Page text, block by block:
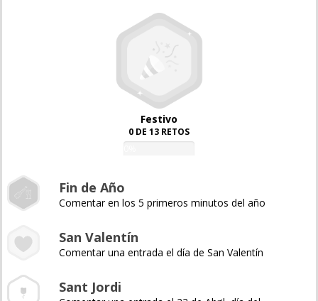
Festivo
0 DE 13 RETOS
Fin de Año
Comentar en los 5 primeros minutos del año
San Valentín
Comentar una entrada el día de San Valentín
Sant Jordi